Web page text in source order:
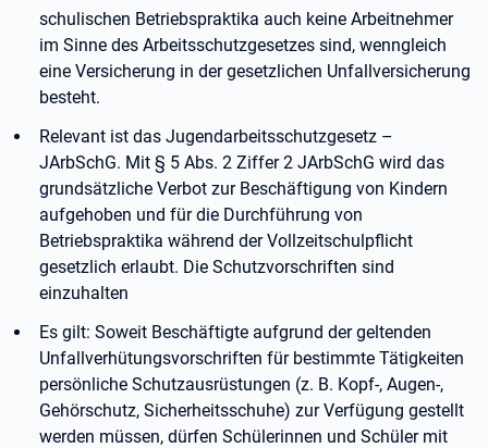
schulischen Betriebspraktika auch keine Arbeitnehmer
im Sinne des Arbeitsschutzgesetzes sind, wenngleich
eine Versicherung in der gesetzlichen Unfallversicherung
besteht.
Relevant ist das Jugendarbeitsschutzgesetz –
JArbSchG. Mit § 5 Abs. 2 Ziffer 2 JArbSchG wird das
grundsätzliche Verbot zur Beschäftigung von Kindern
aufgehoben und für die Durchführung von
Betriebspraktika während der Vollzeitschulpflicht
gesetzlich erlaubt. Die Schutzvorschriften sind
einzuhalten
Es gilt: Soweit Beschäftigte aufgrund der geltenden
Unfallverhütungsvorschriften für bestimmte Tätigkeiten
persönliche Schutzausrüstungen (z. B. Kopf-, Augen-,
Gehörschutz, Sicherheitsschuhe) zur Verfügung gestellt
werden müssen, dürfen Schülerinnen und Schüler mit